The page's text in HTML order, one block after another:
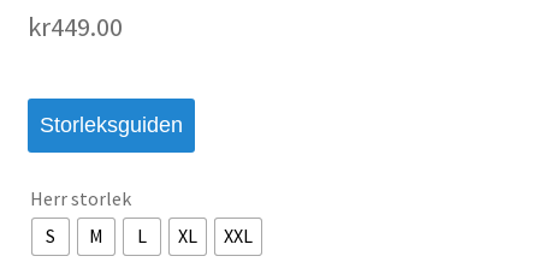
kr449.00
Storleksguiden
Herr storlek
S
M L XL XXL